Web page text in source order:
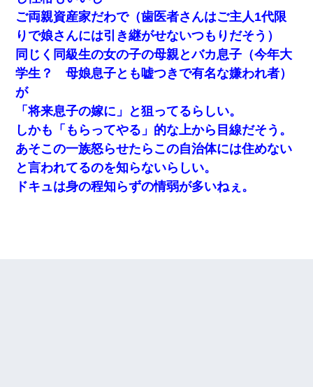
ご両親資産家だわで（歯医者さんはご主人1代限
りで娘さんには引き継がせないつもりだそう）
同じく同級生の女の子の母親とバカ息子（今年大
学生？ 母娘息子とも嘘つきで有名な嫌われ者）
が
「将来息子の嫁に」と狙ってるらしい。
しかも「もらってやる」的な上から目線だそう。
あそこの一族怒らせたらこの自治体には住めない
と言われてるのを知らないらしい。
ドキュは身の程知らずの情弱が多いねぇ。